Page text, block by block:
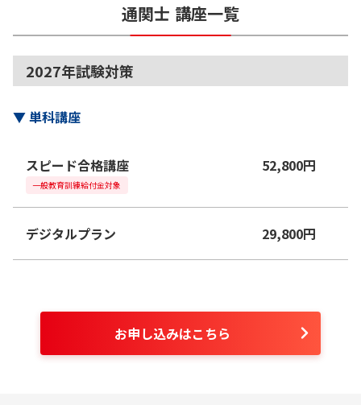
通関士 講座一覧
2027年試験対策
▼単科講座
スピード合格講座 52,800円
一般教育訓練給付金対象
デジタルプラン 29,800円
お申し込みはこちら